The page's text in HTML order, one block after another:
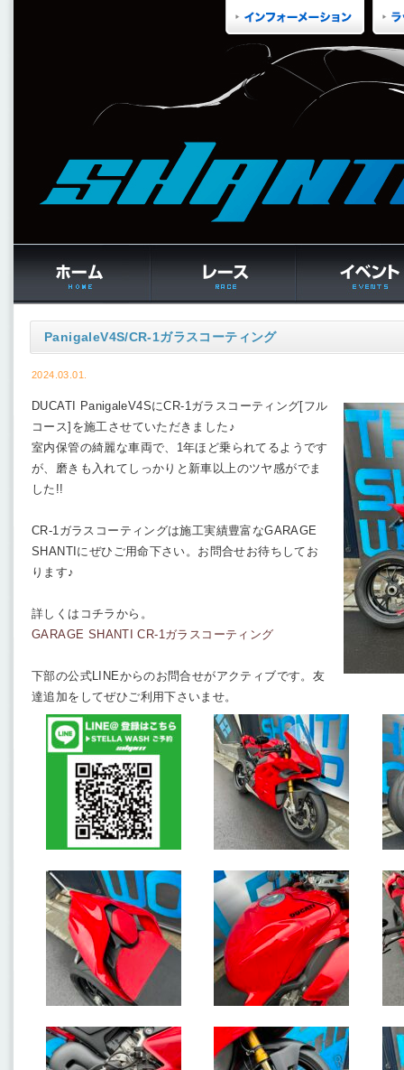
PanigaleV4S/CR-1ガラスコーティング
2024.03.01.
DUCATI PanigaleV4SにCR-1ガラスコーティング[フル
コース]を施工させていただきました♪
室内保管の綺麗な車両で、1年ほど乗られてるようです
が、磨きも入れてしっかりと新車以上のツヤ感がでま
した!!
CR-1ガラスコーティングは施工実績豊富なGARAGE
SHANTIにぜひご用命下さい。お問合せお待ちしてお
ります♪
詳しくはコチラから。
GARAGE SHANTI CR-1ガラスコーティング
下部の公式LINEからのお問合せがアクティブです。友
達追加をしてぜひご利用下さいませ。